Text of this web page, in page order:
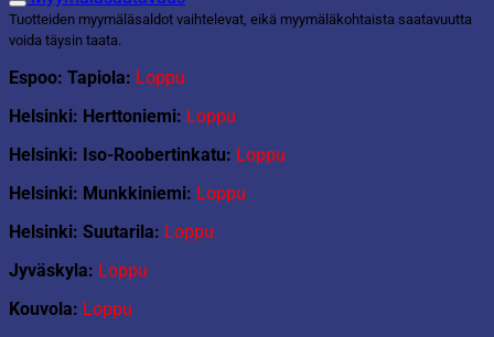
Tuotteiden myymäläsaldot vaihtelevat, eikä myymäläkohtaista saatavuutta
voida täysin taata.
Espoo: Tapiola: Loppu
Helsinki: Herttoniemi: Loppu
Helsinki: Iso-Roobertinkatu: Loppu
Helsinki: Munkkiniemi: Loppu
Helsinki: Suutarila: Loppu
Jyväskyla: Loppu
Kouvola: Loppu